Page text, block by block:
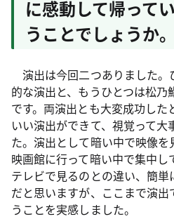
に感動して帰って
うことでしょうか。
演出は今回二つありました。
的な演出と、もうひとつは松
です。両演出とも大変成功した
いい演出ができて、視覚って
た。演出として暗い中で映像
映画館に行って暗い中で集中
テレビで見るのとの違い、簡
だと思いますが、ここまで演
うことを実感しました。